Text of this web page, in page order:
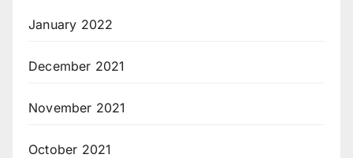
January 2022
December 2021
November 2021
October 2021